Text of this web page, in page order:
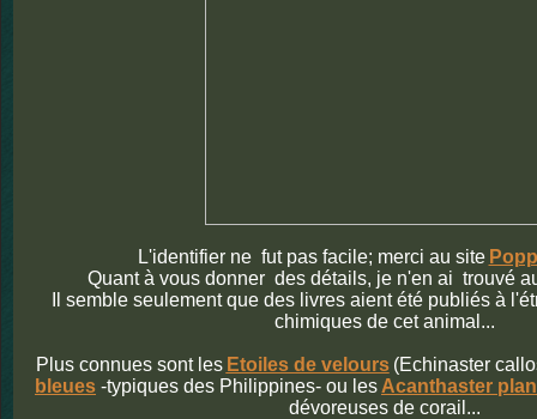
L'identifier ne fut pas facile; merci au site
Quant à vous donner des détails, je n'en ai trouvé
Il semble seulement que des livres aient été publiés à
chimiques de cet animal...
Plus connues sont les Etoiles de velours (Echinaster
bleues -typiques des Philippines- ou les Acanthaster
dévoreuses de corail...